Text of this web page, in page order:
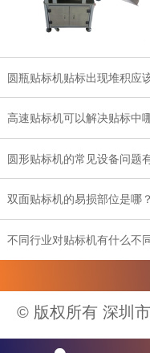
圆瓶贴标机贴标出现堆积应
高速贴标机可以解决贴标中
圆形贴标机的常见设备问题
双面贴标机的易损部位是哪？
不同行业对贴标机有什么不
© 版权所有 深圳